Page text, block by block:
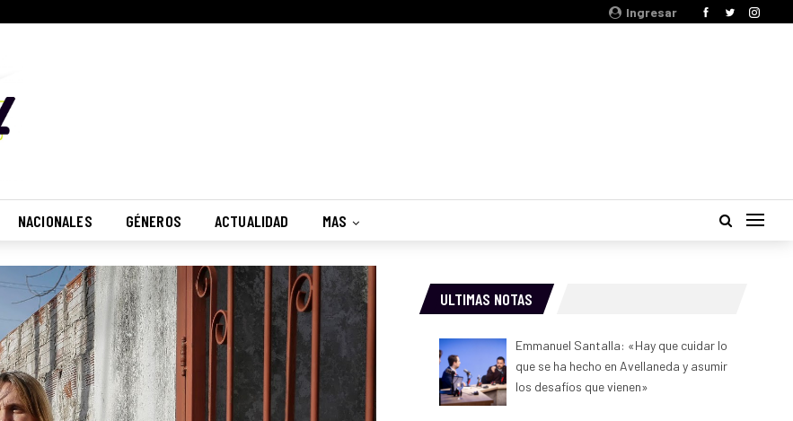
Ingresar
NACIONALES GÉNEROS ACTUALIDAD MAS
ULTIMAS NOTAS
Emmanuel Santalla: «Hay que cuidar lo
que se ha hecho en Avellaneda y asumir
los desafíos que vienen»